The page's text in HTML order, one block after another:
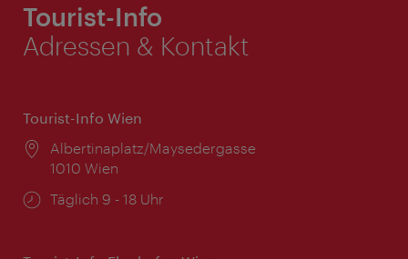
Tourist-Info
Adressen & Kontakt
Tourist-Info Wien
Ort:
Albertinaplatz/Maysedergasse
1010 Wien
Öffnungszeiten:
Täglich 9 - 18 Uhr